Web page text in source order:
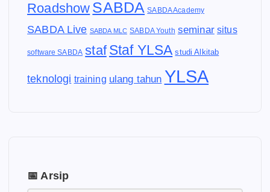
Roadshow SABDA SABDA Academy
SABDA Live SABDA MLC SABDA Youth seminar situs
software SABDA staf Staf YLSA studi Alkitab
teknologi training ulang tahun YLSA
📅 Arsip